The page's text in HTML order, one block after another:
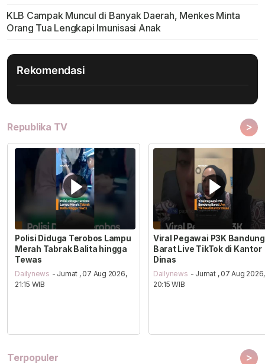
KLB Campak Muncul di Banyak Daerah, Menkes Minta
Orang Tua Lengkapi Imunisasi Anak
Rekomendasi
Republika TV >
Polisi Diduga Terobos Lampu
Merah Tabrak Balita hingga
Tewas
Dailynews - Jumat , 07 Aug 2026,
21:15 WIB
Viral Pegawai P3K Bandung
Barat Live TikTok di Kantor
Dinas
Dailynews - Jumat , 07 Aug 2026,
20:15 WIB
Terpopuler >